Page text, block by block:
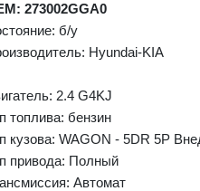
273002GGA0
б/у
Hyundai-KIA
2.4 G4KJ
топлива: бензин
кузова: WAGON - 5DR 5P
привода: Полный
Автомат